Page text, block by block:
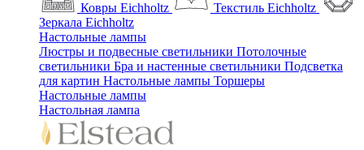
Ковры Eichholtz
Текстиль Eichholtz
Зеркала Eichholtz
Настольные лампы
Люстры и подвесные светильники Потолочные
светильники Бра и настенные светильники Подсветка
для картин Настольные лампы Торшеры
Настольные лампы
Настольная лампа